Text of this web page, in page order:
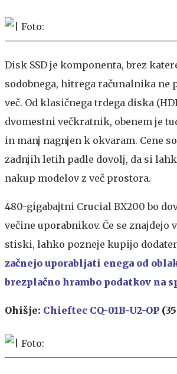
Disk SSD je komponenta, brez
sodobnega, hitrega računalnika ne
več. Od klasičnega trdega diska
dvomestni večkratnik, obenem je
in manj nagnjen k okvaram. Cene
zadnjih letih padle dovolj, da si
nakup modelov z več prostora.
480-gigabajtni Crucial BX200 bo
večine uporabnikov. Če se znajdejo
stiski, lahko pozneje kupijo
začnejo uporabljati enega od
brezplačno hrambo podatkov na
Ohišje: Chieftec CQ-01B-U2-OP